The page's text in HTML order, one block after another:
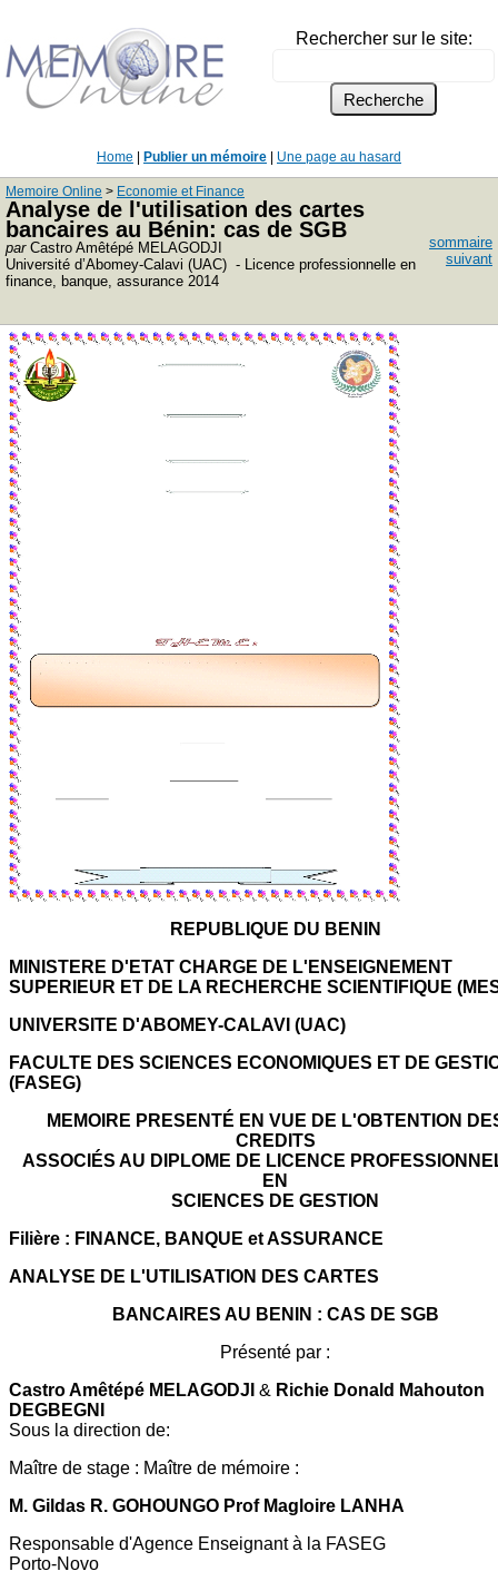
Rechercher sur le site:
Home Publier un mémoire Une page au hasard
Memoire Online > Economie et Finance
Analyse de l'utilisation des cartes
bancaires au Bénin: cas de SGB
parCastro Amêtépé MELAGODJI
Université d’Abomey-Calavi (UAC) - Licence professionnelle en
finance, banque, assurance 2014
sommaire
suivant
REPUBLIQUE DU BENIN
MINISTERE D'ETAT CHARGE DE L'ENSEIGNEMENT
SUPERIEUR ET DE LA RECHERCHE SCIENTIFIQUE
UNIVERSITE D'ABOMEY-CALAVI (UAC)
FACULTE DES SCIENCES ECONOMIQUES ET DE
(FASEG)
MEMOIRE PRESENTÉ EN VUE DE L'OBTENTION
CREDITS
ASSOCIÉS AU DIPLOME DE LICENCE
EN
SCIENCES DE GESTION
Filière : FINANCE, BANQUE et ASSURANCE
ANALYSE DE L'UTILISATION DES CARTES
BANCAIRES AU BENIN : CAS DE SGB
Présenté par :
Castro Amêtépé MELAGODJI & Richie Donald Mahouton
DEGBEGNI
Sous la direction de:
Maître de stage : Maître de mémoire :
M. Gildas R. GOHOUNGO Prof Magloire LANHA
Responsable d'Agence Enseignant à la FASEG
Porto-Novo